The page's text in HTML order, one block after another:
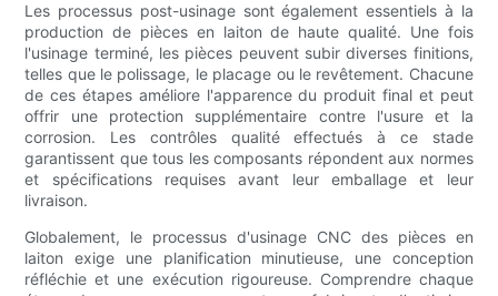
Les processus post-usinage sont également essentiels à la
production de pièces en laiton de haute qualité. Une fois
l'usinage terminé, les pièces peuvent subir diverses finitions,
telles que le polissage, le placage ou le revêtement. Chacune
de ces étapes améliore l'apparence du produit final et peut
offrir une protection supplémentaire contre l'usure et la
corrosion. Les contrôles qualité effectués à ce stade
garantissent que tous les composants répondent aux normes
et spécifications requises avant leur emballage et leur
livraison.
Globalement, le processus d'usinage CNC des pièces en
laiton exige une planification minutieuse, une conception
réfléchie et une exécution rigoureuse. Comprendre chaque